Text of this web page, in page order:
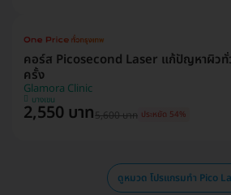
คอร์ส Picosecond Laser แก้ปัญหาผิวทั่
ครั้ง
Glamora Clinic
บางเขน
2,550 บาท5,600 บาท ประหยัด 54%
ดูหมวด โปรแกรมทำ Pico